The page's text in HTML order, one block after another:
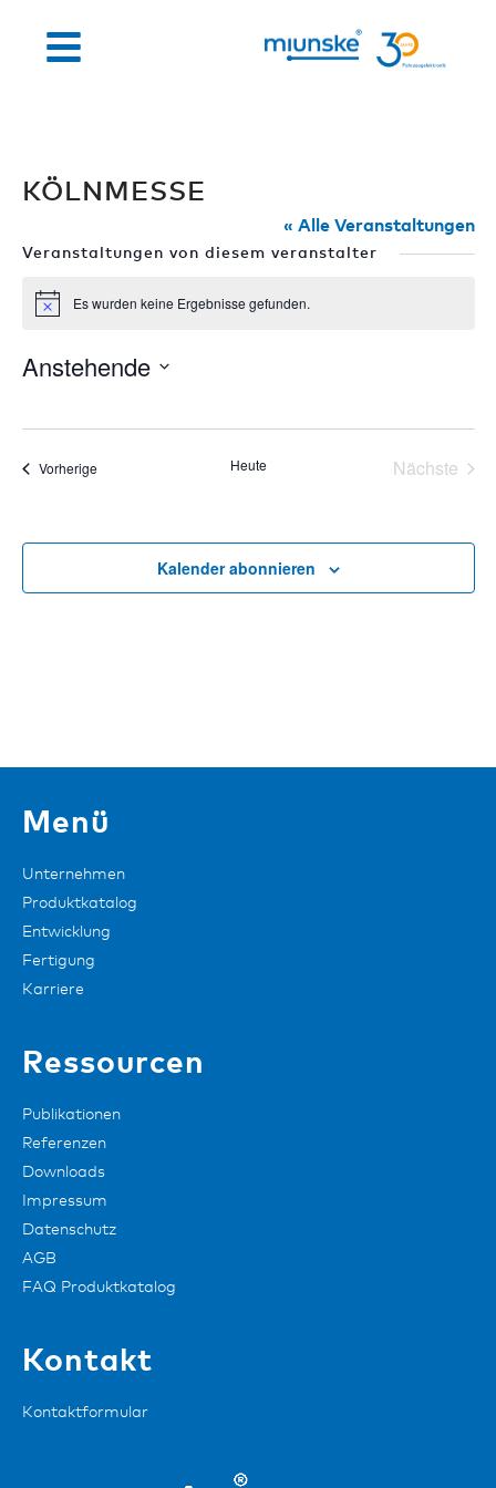
KÖLNMESSE
« Alle Veranstaltungen
Veranstaltungen von diesem veranstalter
HinweisEs wurden keine Ergebnisse gefunden.
Anstehende
wählen.
VorherigeVeranstaltungen Heute
Nächste
Kalender abonnieren
Menü
Unternehmen
Produktkatalog
Entwicklung
Fertigung
Karriere
Ressourcen
Publikationen
Referenzen
Downloads
Impressum
Datenschutz
AGB
FAQ Produktkatalog
Kontakt
Kontaktformular